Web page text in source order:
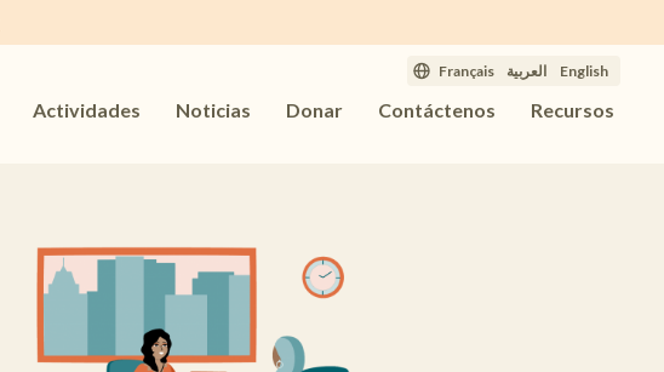
Français العربية English
Actividades Noticias Donar Contáctenos Recursos